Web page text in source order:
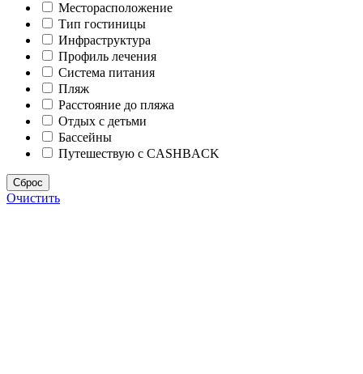
Месторасположение
Тип гостиницы
Инфраструктура
Профиль лечения
Система питания
Пляж
Расстояние до пляжа
Отдых с детьми
Бассейны
Путешествую с CASHBACK
Сброс
Очистить